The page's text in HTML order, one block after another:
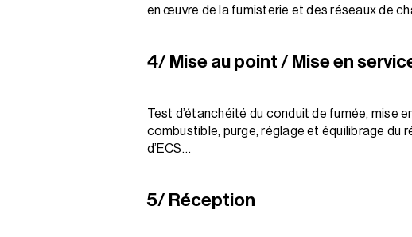
en œuvre de la fumisterie et des réseaux de
4/ Mise au point / Mise en
Test d’étanchéité du conduit de fumée, mise
combustible, purge, réglage et équilibrage du
d’ECS…
5/ Réception